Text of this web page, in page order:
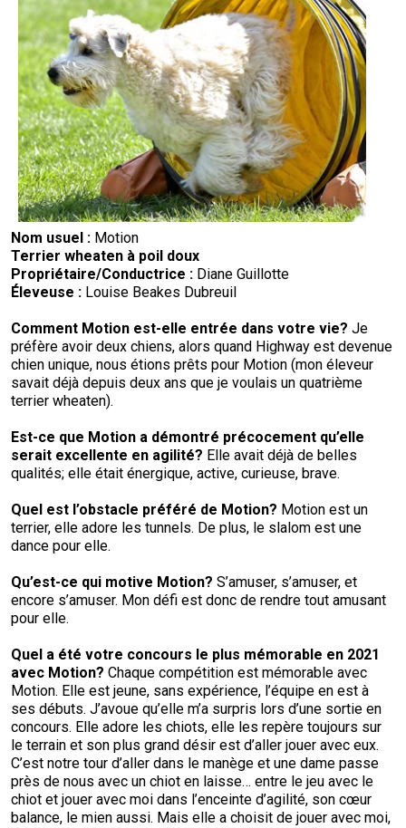
Nom usuel : Motion
Terrier wheaten à poil doux
Propriétaire/Conductrice : Diane Guillotte
Éleveuse : Louise Beakes Dubreuil
Comment Motion est-elle entrée dans votre vie? Je
préfère avoir deux chiens, alors quand Highway est devenue
chien unique, nous étions prêts pour Motion (mon éleveur
savait déjà depuis deux ans que je voulais un quatrième
terrier wheaten).
Est-ce que Motion a démontré précocement qu’elle
serait excellente en agilité? Elle avait déjà de belles
qualités; elle était énergique, active, curieuse, brave.
Quel est l’obstacle préféré de Motion? Motion est un
terrier, elle adore les tunnels. De plus, le slalom est une
dance pour elle.
Qu’est-ce qui motive Motion? S’amuser, s’amuser, et
encore s’amuser. Mon défi est donc de rendre tout amusant
pour elle.
Quel a été votre concours le plus mémorable en 2021
avec Motion? Chaque compétition est mémorable avec
Motion. Elle est jeune, sans expérience, l’équipe en est à
ses débuts. J’avoue qu’elle m’a surpris lors d’une sortie en
concours. Elle adore les chiots, elle les repère toujours sur
le terrain et son plus grand désir est d’aller jouer avec eux.
C’est notre tour d’aller dans le manège et une dame passe
près de nous avec un chiot en laisse… entre le jeu avec le
chiot et jouer avec moi dans l’enceinte d’agilité, son cœur
balance, le mien aussi. Mais elle a choisit de jouer avec moi,